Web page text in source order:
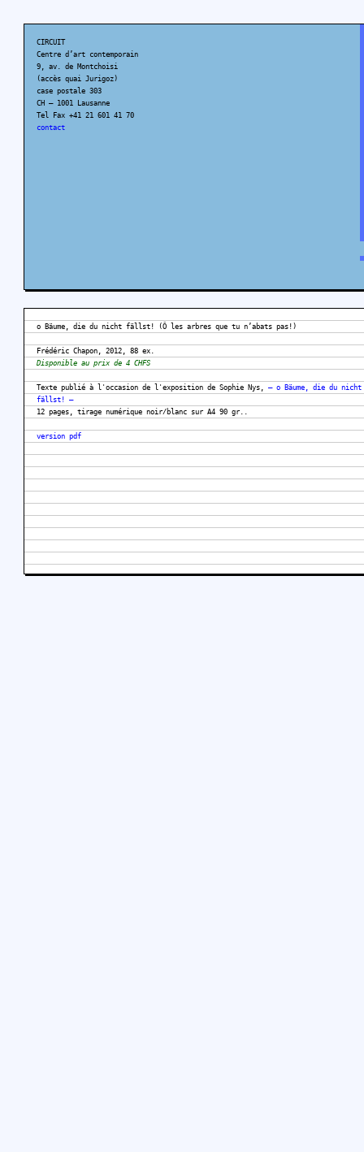
CIRCUIT
Centre d’art contemporain
9, av. de Montchoisi
(accès quai Jurigoz)
case postale 303
CH – 1001 Lausanne
Tel Fax +41 21 601 41 70
contact
o Bäume, die du nicht fällst! (Ô les arbres que tu n’abats pas!)
Frédéric Chapon, 2012, 88 ex.
Disponible au prix de 4 CHFS
Texte publié à l'occasion de l'exposition de Sophie Nys, — o Bäume, die du nicht
fällst! —
12 pages, tirage numérique noir/blanc sur A4 90 gr..
version pdf